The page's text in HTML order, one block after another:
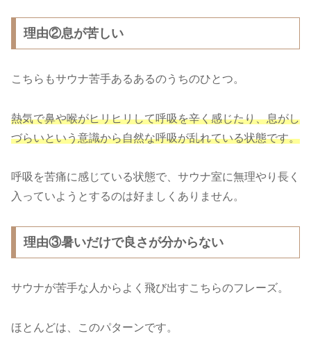
理由②息が苦しい
こちらもサウナ苦手あるあるのうちのひとつ。
熱気で鼻や喉がヒリヒリして呼吸を辛く感じたり、息がし
づらいという意識から自然な呼吸が乱れている状態です。
呼吸を苦痛に感じている状態で、サウナ室に無理やり長く
入っていようとするのは好ましくありません。
理由③暑いだけで良さが分からない
サウナが苦手な人からよく飛び出すこちらのフレーズ。
ほとんどは、このパターンです。